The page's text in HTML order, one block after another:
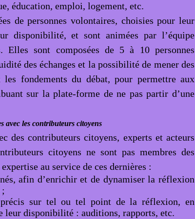
éducation, emploi, logement, etc.
de personnes volontaires, choisies pour leur
disponibilité, et sont animées par l’équipe
Elles sont composées de 5 à 10 personnes
des échanges et la possibilité de mener des
fondements du débat, pour permettre aux
sur la plate-forme de ne pas partir d’une
avec les contributeurs citoyens
des contributeurs citoyens, experts et acteurs
citoyens ne sont pas membres des
au service de ces dernières :
afin d’enrichir et de dynamiser la réflexion
précis sur tel ou tel point de la réflexion, en
leur disponibilité : auditions, rapports, etc.